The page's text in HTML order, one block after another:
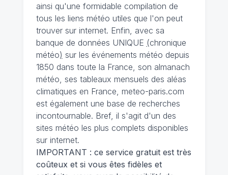
ainsi qu'une formidable compilation de
tous les liens météo utiles que l'on peut
trouver sur internet. Enfin, avec sa
banque de données UNIQUE (chronique
météo) sur les événements météo depuis
1850 dans toute la France, son almanach
météo, ses tableaux mensuels des aléas
climatiques en France, meteo-paris.com
est également une base de recherches
incontournable. Bref, il s'agit d'un des
sites météo les plus complets disponibles
sur internet.
IMPORTANT : ce service gratuit est très
coûteux et si vous êtes fidèles et